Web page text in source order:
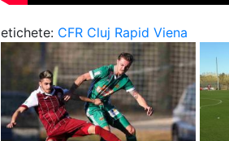
etichete: CFR Cluj Rapid Viena